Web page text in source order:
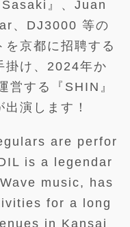
』、Juan
、DJ3000 等の
を京都に招聘する
掛け、2024年か
する『SHIN』
演します！
are perfor
is a legendar
music, has
for a long
in Kansai